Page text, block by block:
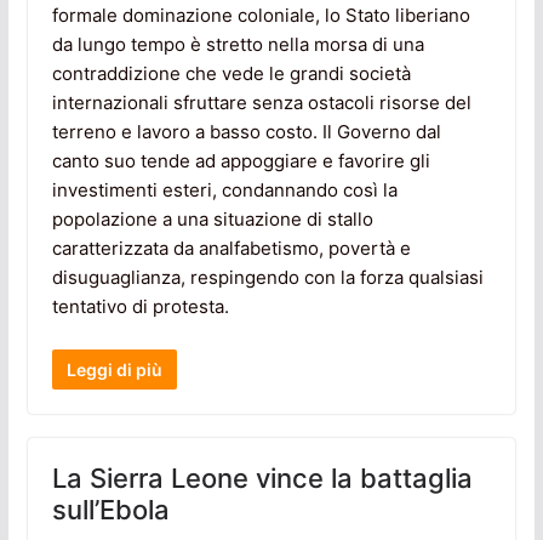
formale dominazione coloniale, lo Stato liberiano
da lungo tempo è stretto nella morsa di una
contraddizione che vede le grandi società
internazionali sfruttare senza ostacoli risorse del
terreno e lavoro a basso costo. Il Governo dal
canto suo tende ad appoggiare e favorire gli
investimenti esteri, condannando così la
popolazione a una situazione di stallo
caratterizzata da analfabetismo, povertà e
disuguaglianza, respingendo con la forza qualsiasi
tentativo di protesta.
Leggi di più
La Sierra Leone vince la battaglia
sull’Ebola